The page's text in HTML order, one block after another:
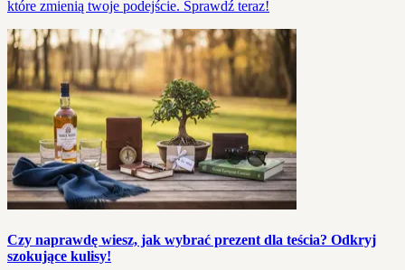
które zmienią twoje podejście. Sprawdź teraz!
Czy naprawdę wiesz, jak wybrać prezent dla teścia? Odkryj
szokujące kulisy!